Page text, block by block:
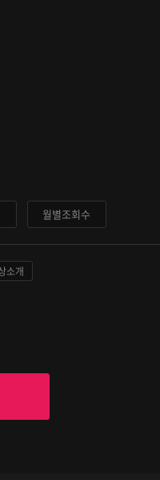
월별조회수
소개